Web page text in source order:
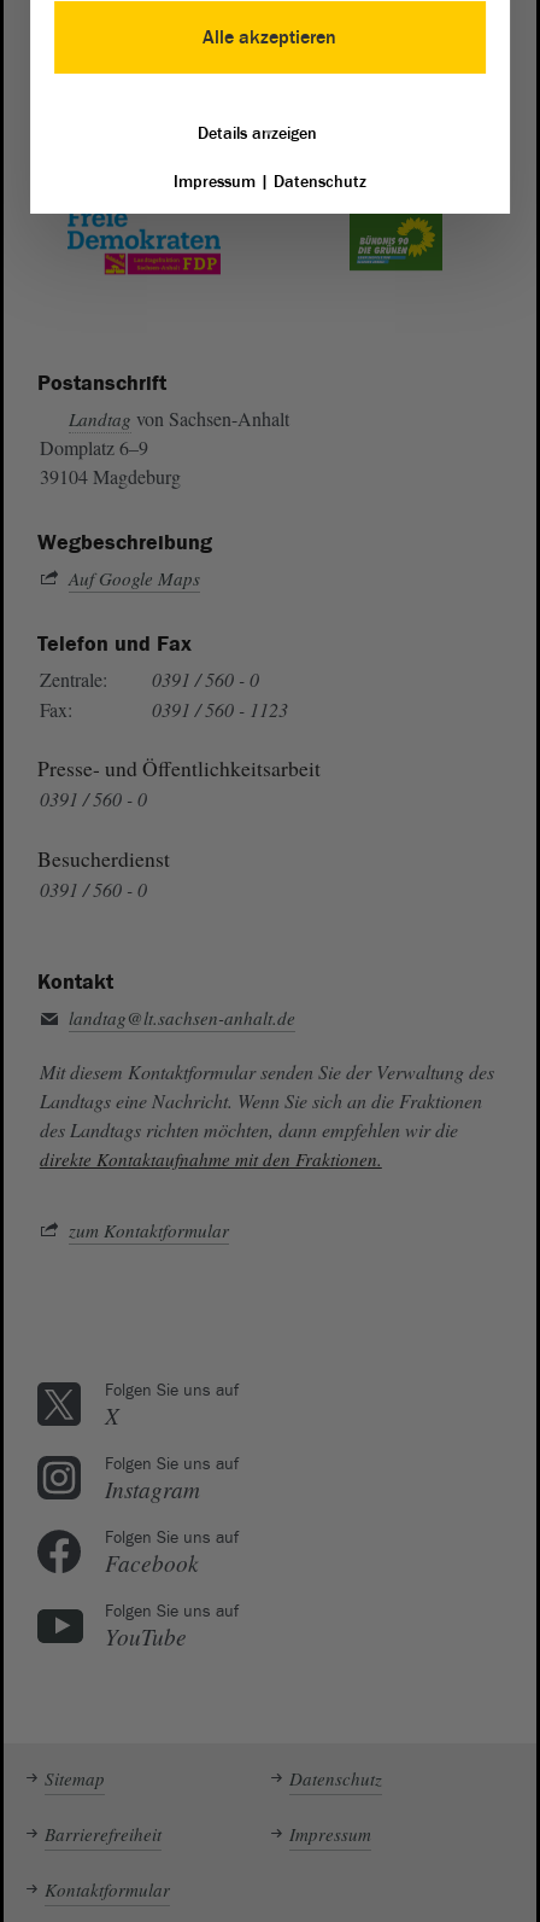
Postanschrift
Landtag von Sachsen-Anhalt
Domplatz 6–9
39104 Magdeburg
Wegbeschreibung
Auf Google Maps
Telefon und Fax
Zentrale:
0391 / 560 - 0
Fax:
0391 / 560 - 1123
Presse- und Öffentlichkeitsarbeit
0391 / 560 - 0
Besucherdienst
0391 / 560 - 0
Kontakt
landtag@lt.sachsen-anhalt.de
Mit diesem Kontaktformular senden Sie der Verwaltung des
Landtags eine Nachricht. Wenn Sie sich an die Fraktionen
des Landtags richten möchten, dann empfehlen wir die
direkte Kontaktaufnahme mit den Fraktionen.
zum Kontaktformular
Folgen Sie uns auf
X
Folgen Sie uns auf
Instagram
Folgen Sie uns auf
Facebook
Folgen Sie uns auf
YouTube
Sitemap Datenschutz
Barrierefreiheit Impressum
Kontaktformular
Alle akzeptieren
Details anzeigen
Impressum| Datenschutz